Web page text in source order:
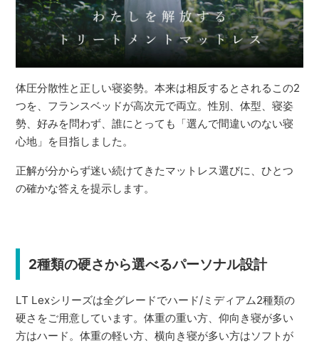
体圧分散性と正しい寝姿勢。本来は相反するとされるこの2
つを、フランスベッドが高次元で両立。性別、体型、寝姿
勢、好みを問わず、誰にとっても「選んで間違いのない寝
心地」を目指しました。
正解が分からず迷い続けてきたマットレス選びに、ひとつ
の確かな答えを提示します。
2種類の硬さから選べるパーソナル設計
LT Lexシリーズは全グレードでハード/ミディアム2種類の
硬さをご用意しています。体重の重い方、仰向き寝が多い
方はハード。体重の軽い方、横向き寝が多い方はソフトが